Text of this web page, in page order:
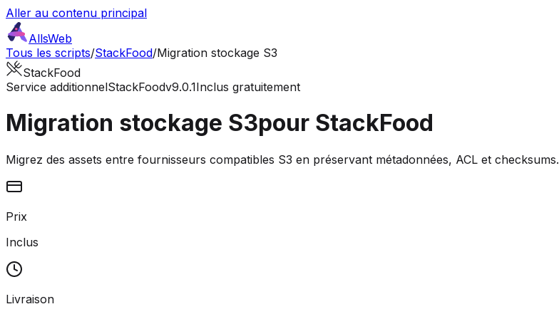
Aller au contenu principal
AllsWeb
Tous les scripts/StackFood/Migration stockage S3
StackFood
Service additionnelStackFoodv9.0.1Inclus gratuitement
Migration stockage S3pour StackFood
Migrez des assets entre fournisseurs compatibles S3 en préservant métadonnées, ACL et checksums.
Prix
Inclus
Livraison